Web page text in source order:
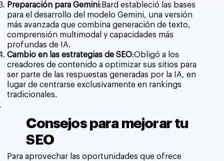
Preparación para Gemini:Bard estableció las bases
para el desarrollo del modelo Gemini, una versión
más avanzada que combina generación de texto,
comprensión multimodal y capacidades más
profundas de IA.
Cambio en las estrategias de SEO:Obligó a los
creadores de contenido a optimizar sus sitios para
ser parte de las respuestas generadas por la IA, en
lugar de centrarse exclusivamente en rankings
tradicionales.
Consejos para mejorar tu
SEO
Para aprovechar las oportunidades que ofrece